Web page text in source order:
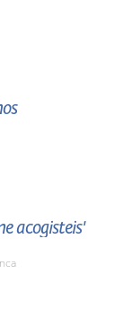
acogisteis'